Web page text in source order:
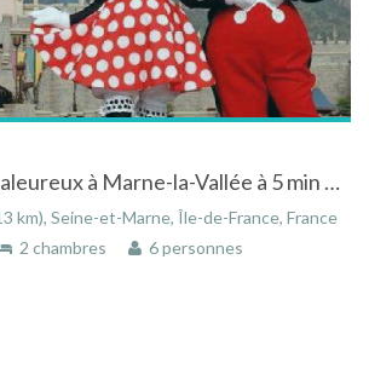
Appartement chaleureux à Marne-la-Vallée à 5 min de Disneyland
km), Seine-et-Marne, Île-de-France, France
2 chambres 6 personnes